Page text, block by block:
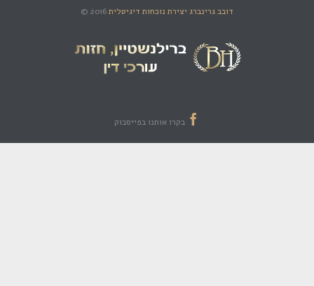
© 2016דובב גרינברג יצירת נוכחות דיגיטלית
